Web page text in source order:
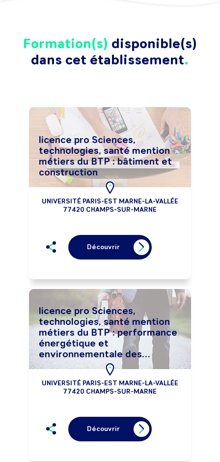
Formation(s) disponible(s)
dans cet établissement
licence pro Sciences,
technologies, santé mention
métiers du BTP : bâtiment et
construction
UNIVERSITÉ PARIS-EST MARNE-LA-VALLÉE
77420 CHAMPS-SUR-MARNE
Découvrir
licence pro Sciences,
technologies, santé mention
métiers du BTP : performance
énergétique et
environnementale des
bâtiments
UNIVERSITÉ PARIS-EST MARNE-LA-VALLÉE
77420 CHAMPS-SUR-MARNE
Découvrir